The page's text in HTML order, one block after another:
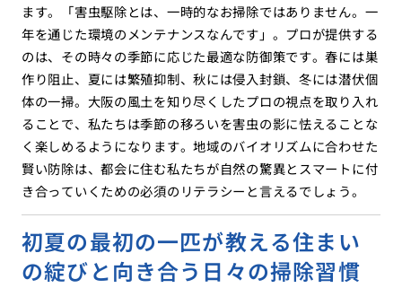
ます。「害虫駆除とは、一時的なお掃除ではありません。一
年を通じた環境のメンテナンスなんです」。プロが提供する
のは、その時々の季節に応じた最適な防御策です。春には巣
作り阻止、夏には繁殖抑制、秋には侵入封鎖、冬には潜伏個
体の一掃。大阪の風土を知り尽くしたプロの視点を取り入れ
ることで、私たちは季節の移ろいを害虫の影に怯えることな
く楽しめるようになります。地域のバイオリズムに合わせた
賢い防除は、都会に住む私たちが自然の驚異とスマートに付
き合っていくための必須のリテラシーと言えるでしょう。
初夏の最初の一匹が教える住まい
の綻びと向き合う日々の掃除習慣